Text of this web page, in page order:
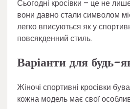
Сьогодні кросівки – це не
вони давно стали символом
легко вписуються як у
повсякденний стиль.
Варіанти для будь-
Жіночі спортивні кросівки
кожна модель має свої